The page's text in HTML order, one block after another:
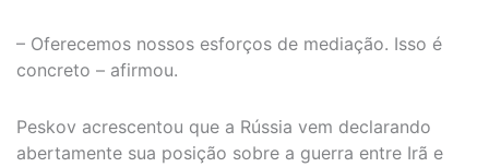
– Oferecemos nossos esforços de mediação. Isso é
concreto – afirmou.
Peskov acrescentou que a Rússia vem declarando
abertamente sua posição sobre a guerra entre Irã e